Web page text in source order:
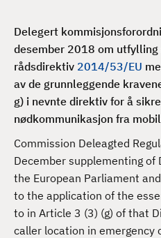
Delegert
desember 2018 om
rådsdirektiv 2014/53/EU
av de grunnleggende
g) i nevnte direktiv for å
nødkommunikasjon fra
Commission Deleagted
December supplementing
the European Parliament
to the application of the
to in Article 3 (3) (g) of that
caller location in emergency